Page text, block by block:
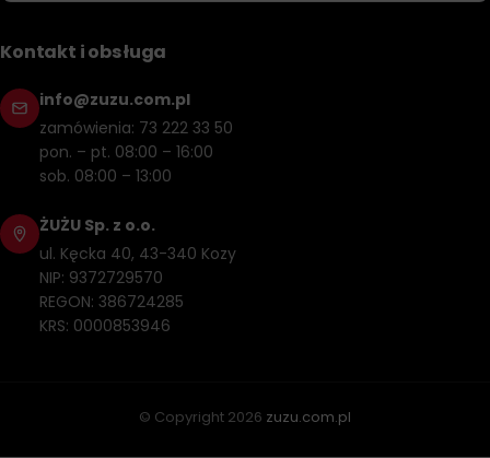
Kontakt i obsługa
info@zuzu.com.pl
zamówienia: 73 222 33 50
pon. – pt. 08:00 – 16:00
sob. 08:00 – 13:00
ŻUŻU Sp. z o.o.
ul. Kęcka 40, 43-340 Kozy
NIP: 9372729570
REGON: 386724285
KRS: 0000853946
© Copyright 2026 zuzu.com.pl